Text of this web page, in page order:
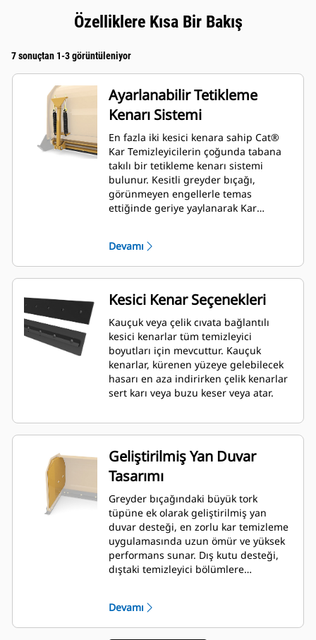
Özelliklere Kısa Bir Bakış
7 sonuçtan 1-3 görüntüleniyor
Ayarlanabilir Tetikleme
Kenarı Sistemi
En fazla iki kesici kenara sahip Cat®
Kar Temizleyicilerin çoğunda tabana
takılı bir tetikleme kenarı sistemi
bulunur. Kesitli greyder bıçağı,
görünmeyen engellerle temas
ettiğinde geriye yaylanarak Kar
olmayan kauçuk kesici kenar seçeneği,
Mikro Yükleyici Ataşman Değiştirici
kullanan tüm modellere uyum
sağlayacak şekilde 2,6 m (8 ft), 3,2 m
(10 ft) ve 3,8 m (12 ft) boyutlarında
mevcuttur.
Devamı
Kesici Kenar Seçenekleri
Kauçuk veya çelik cıvata bağlantılı
kesici kenarlar tüm temizleyici
boyutları için mevcuttur. Kauçuk
kenarlar, kürenen yüzeye gelebilecek
hasarı en aza indirirken çelik kenarlar
sert karı veya buzu keser veya atar.
Geliştirilmiş Yan Duvar
Tasarımı
Greyder bıçağındaki büyük tork
tüpüne ek olarak geliştirilmiş yan
duvar desteği, en zorlu kar temizleme
uygulamasında uzun ömür ve yüksek
performans sunar. Dış kutu desteği,
dıştaki temizleyici bölümlere
en aza indirecek şekilde
tasarlanmıştır.
Devamı